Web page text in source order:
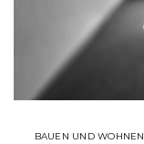
BAUEN UND WOHNEN